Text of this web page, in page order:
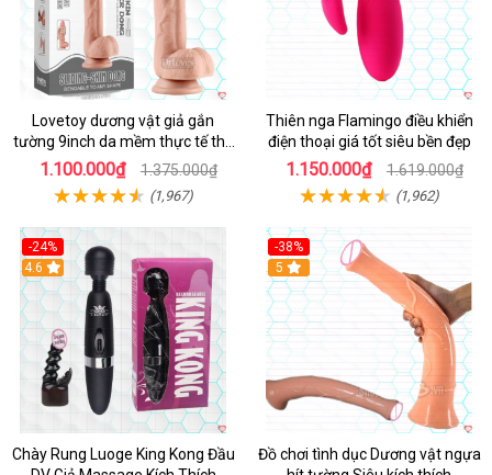
Lovetoy dương vật giả gắn
tường 9inch da mềm thực tế thú
vị
1.100.000₫ 1.375.000₫
(1,967)
Thiên nga Flamingo điều khiển
điện thoại giá tốt siêu bền đẹp
1.150.000₫ 1.619.000₫
(1,962)
-24%
4.6
Chày Rung Luoge King Kong Đầu
-38%
Hot
5
Đồ chơi tình dục Dương vật ngựa